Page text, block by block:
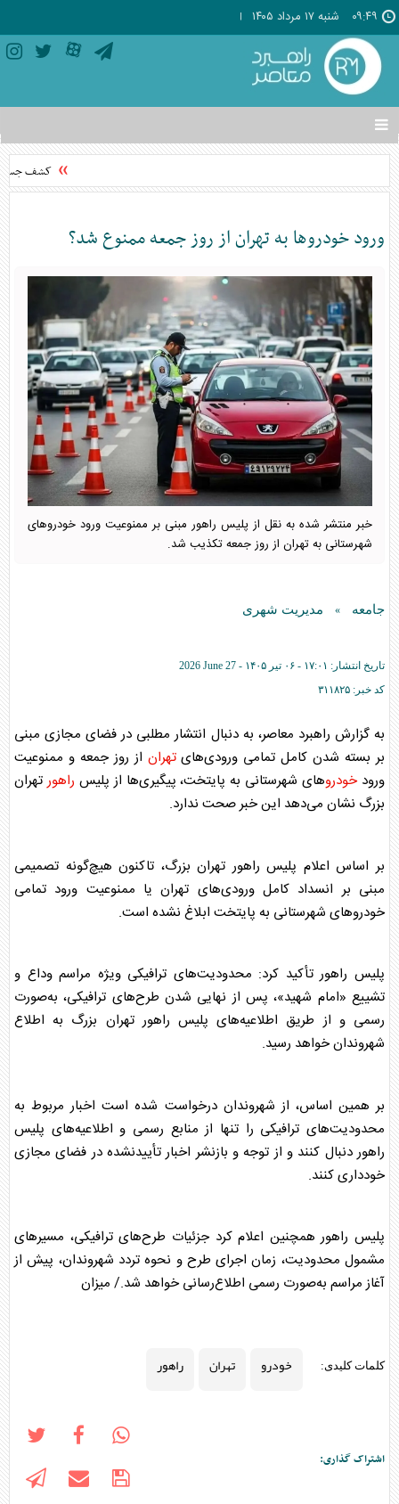
۰۹:۴۹ شنبه ۱۷ مرداد ۱۴۰۵
تغییر
وضعیت
منوی
ها
کشف جسد
ورود خودرو‌ها به تهران از روز جمعه ممنوع شد؟
خبر منتشر شده به نقل از پلیس راهور مبنی بر ممنوعیت ورود خودرو‌های
شهرستانی به تهران از روز جمعه تکذیب شد.
جامعه » مدیریت شهری
تاریخ انتشار: ۱۷:۰۱ - ۰۶ تير ۱۴۰۵ -
2026 June 27
کد خبر: ۳۱۱۸۲۵
به گزارش راهبرد معاصر، به دنبال انتشار مطلبی در فضای مجازی مبنی
بر بسته شدن کامل تمامی ورودی‌هایتهران از روز جمعه و ممنوعیت
ورودخودرو‌های شهرستانی به پایتخت، پیگیری‌ها از پلیس راهورتهران
بزرگ نشان می‌دهد این خبر صحت ندارد.
بر اساس اعلام پلیس راهور تهرانبزرگ، تاکنون هیچ‌گونه تصمیمی
مبنی بر انسداد کامل ورودی‌های تهرانیا ممنوعیت ورود تمامی
خودرو‌های شهرستانی به پایتخت ابلاغ نشده است.
پلیس راهورتأکید کرد: محدودیت‌های ترافیکی ویژه مراسم وداع و
تشییع «امام شهید»، پس از نهایی شدن طرح‌های ترافیکی، به‌صورت
رسمی و از طریق اطلاعیه‌های پلیس راهور تهران بزرگ به اطلاع
شهروندان خواهد رسید.
بر همین اساس، از شهروندان درخواست شده است اخبار مربوط به
محدودیت‌های ترافیکی را تنها از منابع رسمی و اطلاعیه‌های پلیس
راهور دنبال کنند و از توجه و بازنشر اخبار تأییدنشده در فضای مجازی
خودداری کنند.
پلیس راهورهمچنین اعلام کرد جزئیات طرح‌های ترافیکی، مسیر‌های
مشمول محدودیت، زمان اجرای طرح و نحوه تردد شهروندان، پیش از
آغاز مراسم به‌صورت رسمی اطلاع‌رسانی خواهد شد./ میزان
کلمات کلیدی: خودرو تهران راهور
اشتراک گذاری: